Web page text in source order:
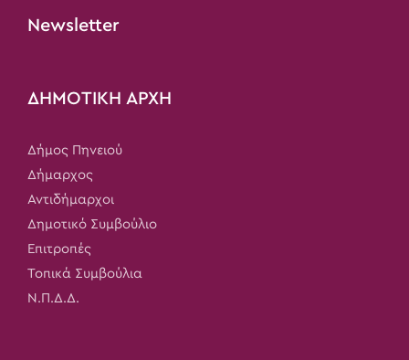
Newsletter
ΔΗΜΟΤΙΚΗ ΑΡΧΗ
Δήμος Πηνειού
Δήμαρχος
Αντιδήμαρχοι
Δημοτικό Συμβούλιο
Επιτροπές
Τοπικά Συμβούλια
Ν.Π.Δ.Δ.